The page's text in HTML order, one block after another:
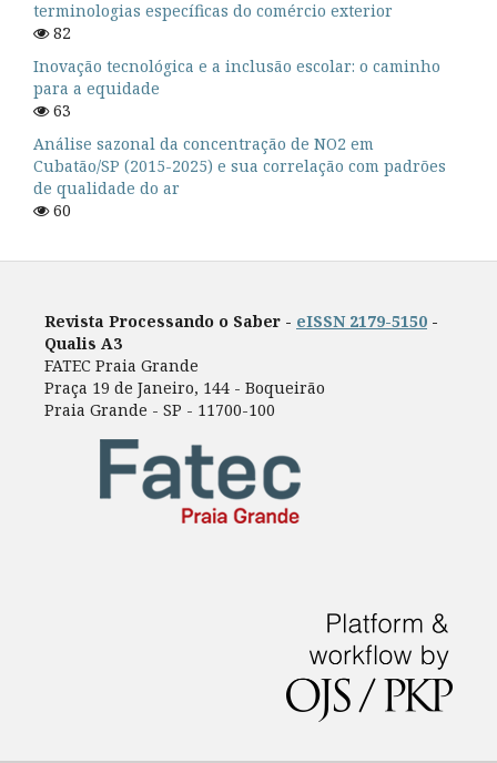
terminologias específicas do comércio exterior
82
Inovação tecnológica e a inclusão escolar: o caminho
para a equidade
63
Análise sazonal da concentração de NO2 em
Cubatão/SP (2015-2025) e sua correlação com padrões
de qualidade do ar
60
Revista Processando o Saber - eISSN 2179-5150 -
Qualis A3
FATEC Praia Grande
Praça 19 de Janeiro, 144 - Boqueirão
Praia Grande - SP - 11700-100